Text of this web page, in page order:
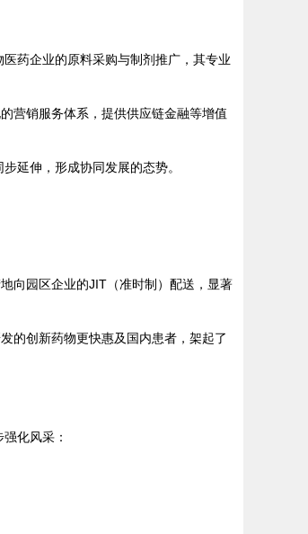
药企业的原料采购与制剂推广，其专业
营销服务体系，提供供应链金融等增值
延伸，形成协同发展的态势。
向园区企业的JIT（准时制）配送，显著
的创新药物更快惠及国内患者，架起了
化风采：